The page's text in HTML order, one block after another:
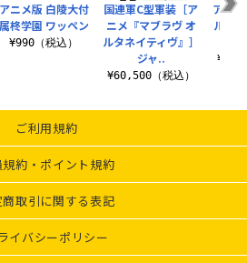
アニメ版 白陵大付
属柊学園 ワッペン
¥990（税込）
国連軍C型軍装［ア
ニメ『マブラヴ オ
ルタネイティヴ』］
ジャ..
¥60,500（税込）
アニ
ルキ
ご利用規約
約・ポイント規約
取引に関する表記
イバシーポリシー